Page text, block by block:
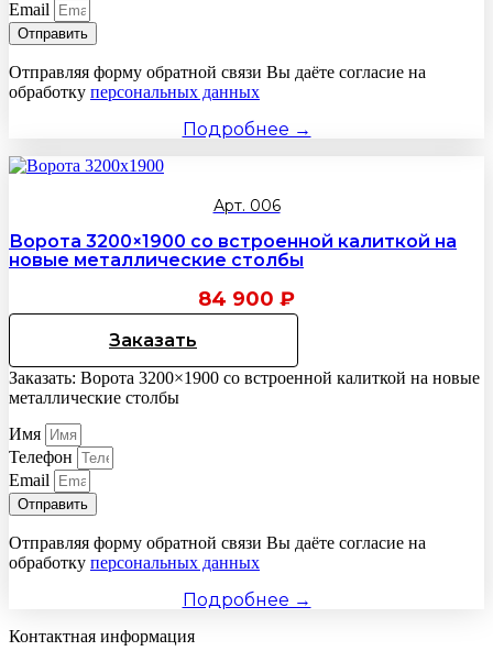
Email
Отправить
Отправляя форму обратной связи Вы даёте согласие на
обработку персональных данных
Подробнее →
Арт. 006
Ворота 3200×1900 со встроенной калиткой на
новые металлические столбы
84 900 ₽
Заказать
Заказать: Ворота 3200×1900 со встроенной калиткой на новые
металлические столбы
Имя
Телефон
Email
Отправить
Отправляя форму обратной связи Вы даёте согласие на
обработку персональных данных
Подробнее →
Контактная информация